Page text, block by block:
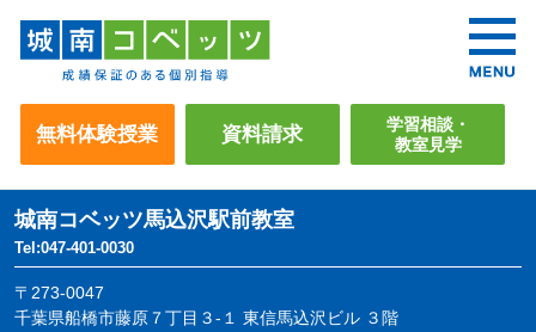
無料体験授業 資料請求
学習相談・
教室見学
城南コベッツ馬込沢駅前教室
Tel:047-401-0030
〒273-0047
千葉県船橋市藤原７丁目３-１ 東信馬込沢ビル ３階